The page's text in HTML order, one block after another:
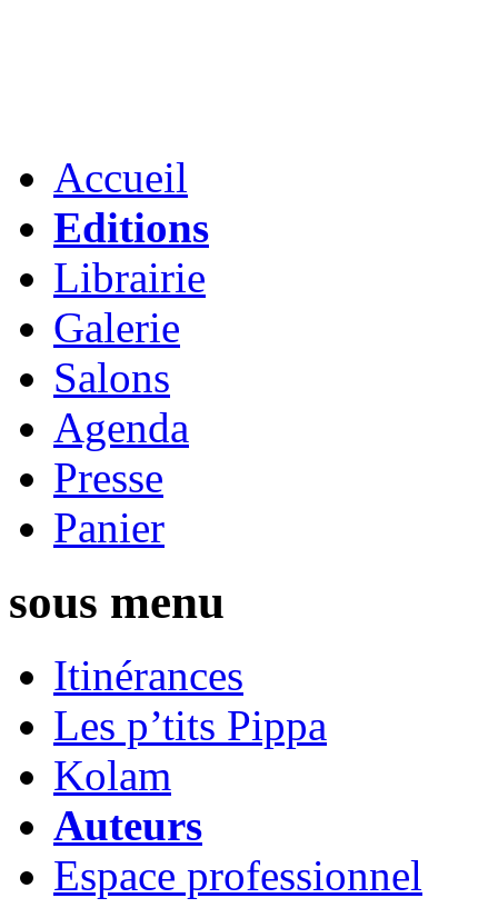
Accueil
Editions
Librairie
Galerie
Salons
Agenda
Presse
Panier
sous menu
Itinérances
Les p’tits Pippa
Kolam
Auteurs
Espace professionnel